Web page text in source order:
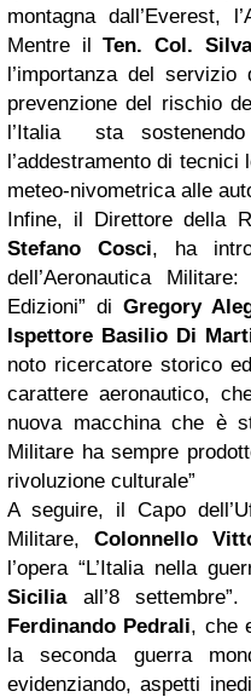
montagna dall’Everest,
Mentre ilTen. Col.
l’importanza del
prevenzione del rischio
l’Italia sta
l’addestramento di
meteo-nivometrica alle
Infine, il Direttore della
Stefano Cosci, ha
dell’Aeronautica
Edizioni” diGregory
Ispettore Basilio Di
noto ricercatore storico
carattere aeronautico,
nuova macchina che è
Militare ha sempre
rivoluzione culturale”
A seguire, il Capo
Militare, Colonnello
l’opera “L’Italia nella
Siciliaall’8 settembre”.
Ferdinando Pedrali, che
la seconda guerra
evidenziando, aspetti